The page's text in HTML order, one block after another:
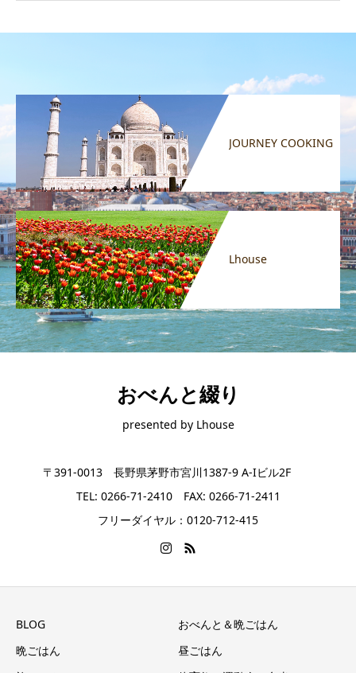
JOURNEY COOKING
Lhouse
おべんと綴り
presented by Lhouse
〒391-0013 長野県茅野市宮川1387-9 A-Iビル2F
TEL: 0266-71-2410 FAX: 0266-71-2411
フリーダイヤル：0120-712-415
BLOG
おべんと＆晩ごはん
晩ごはん
昼ごはん